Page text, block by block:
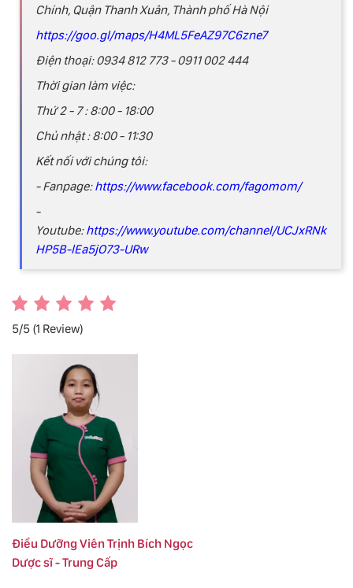
Chính, Quận Thanh Xuân, Thành phố Hà Nội
https://goo.gl/maps/H4ML5FeAZ97C6zne7
Điện thoại: 0934 812 773 - 0911 002 444
Thời gian làm việc:
Thứ 2 - 7 : 8:00 - 18:00
Chủ nhật : 8:00 - 11:30
Kết nối với chúng tôi:
- Fanpage:https://www.facebook.com/fagomom/
-
Youtube:https://www.youtube.com/channel/UCJxRNk
HP5B-lEa5jO73-URw
5/5 (1 Review)
Điều Dưỡng Viên Trịnh Bích Ngọc
Dược sĩ - Trung Cấp